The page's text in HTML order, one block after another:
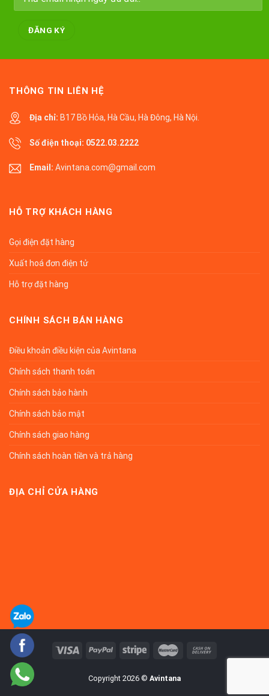
THÔNG TIN LIÊN HỆ
Địa chỉ: B17 Bồ Hỏa, Hà Cầu, Hà Đông, Hà Nội.
Số điện thoại: 0522.03.2222
Email: Avintana.com@gmail.com
HỖ TRỢ KHÁCH HÀNG
Gọi điện đặt hàng
Xuất hoá đơn điện tử
Hỗ trợ đặt hàng
CHÍNH SÁCH BÁN HÀNG
Điều khoản điều kiện của Avintana
Chính sách thanh toán
Chính sách bảo hành
Chính sách bảo mật
Chính sách giao hàng
Chính sách hoàn tiền và trả hàng
ĐỊA CHỈ CỬA HÀNG
Copyright 2026 © Avintana